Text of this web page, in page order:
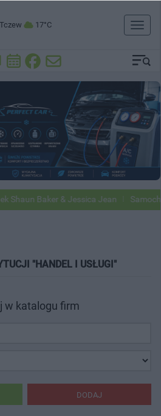
Tczew 17°C
Toggle
Baker & Jessica Jean
"HANDEL I USŁUGI"
w katalogu firm
DODAJ